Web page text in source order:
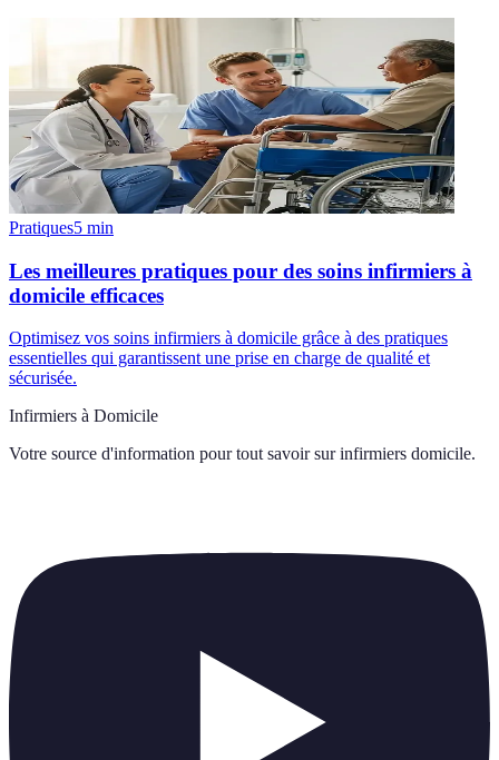
Pratiques5 min
Les meilleures pratiques pour des soins infirmiers à
domicile efficaces
Optimisez vos soins infirmiers à domicile grâce à des pratiques
essentielles qui garantissent une prise en charge de qualité et
sécurisée.
Infirmiers à Domicile
Votre source d'information pour tout savoir sur infirmiers domicile.